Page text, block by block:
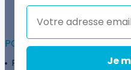
+41 22
POUR ALLER PLUS LOIN :
Programme fidélité Je